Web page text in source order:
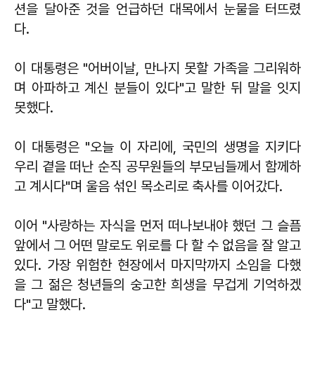
션을 달아준 것을 언급하던 대목에서 눈물을 터뜨렸
다.
이 대통령은 "어버이날, 만나지 못할 가족을 그리워하
며 아파하고 계신 분들이 있다"고 말한 뒤 말을 잇지
못했다.
이 대통령은 "오늘 이 자리에, 국민의 생명을 지키다
우리 곁을 떠난 순직 공무원들의 부모님들께서 함께하
고 계시다"며 울음 섞인 목소리로 축사를 이어갔다.
이어 "사랑하는 자식을 먼저 떠나보내야 했던 그 슬픔
앞에서 그 어떤 말로도 위로를 다 할 수 없음을 잘 알고
있다. 가장 위험한 현장에서 마지막까지 소임을 다했
을 그 젊은 청년들의 숭고한 희생을 무겁게 기억하겠
다"고 말했다.